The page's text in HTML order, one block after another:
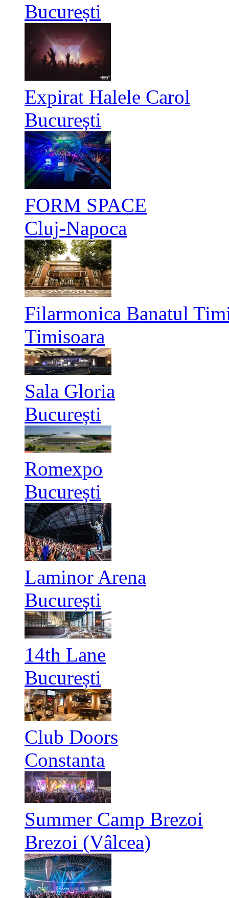
București
Expirat Halele Carol
București
FORM SPACE
Cluj-Napoca
Filarmonica Banatul
Timisoara
Sala Gloria
București
Romexpo
București
Laminor Arena
București
14th Lane
București
Club Doors
Constanta
Summer Camp Brezoi
Brezoi (Vâlcea)